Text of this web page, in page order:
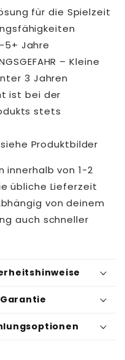
für die Spielzeit
5+ Jahre
– Kleine
3 Jahren
ist bei der
stets
Produktbilder
innerhalb von 1-2
übliche Lieferzeit
von deinem
auch schneller
2295046